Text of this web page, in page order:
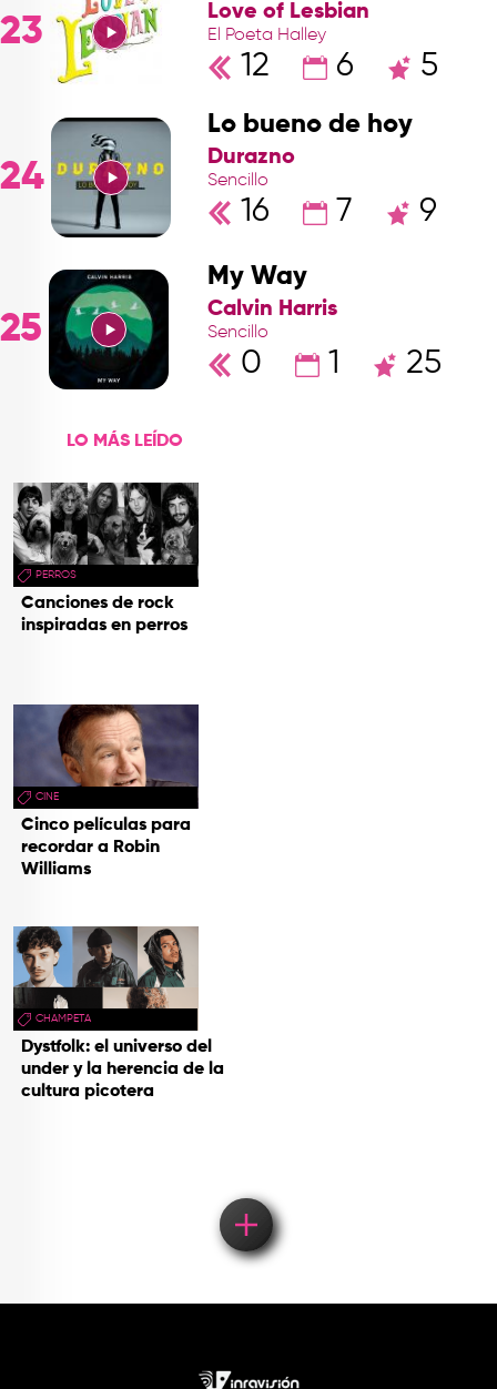
23 Love of Lesbian
El Poeta Halley
12 6 5
24
Lo bueno de hoy
Durazno
Sencillo
16 7 9
25
My Way
Calvin Harris
Sencillo
0 1 25
LO MÁS LEÍDO
PERROS
Canciones de rock
inspiradas en perros
CINE
Cinco películas para
recordar a Robin
Williams
CHAMPETA
Dystfolk: el universo del
under y la herencia de la
cultura picotera